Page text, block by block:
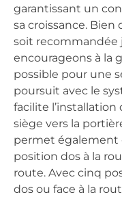
garantissant un
sa croissance. Bien
soit recommandée
encourageons à la
possible pour une
poursuit avec le
facilite
siège vers la
permet également
position dos à la
route. Avec cinq
dos ou face à la